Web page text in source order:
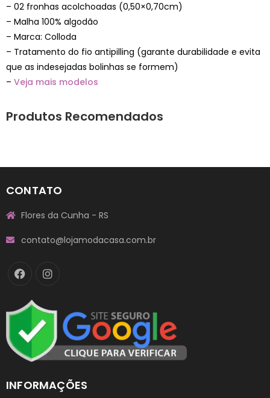
– 02 fronhas acolchoadas (0,50×0,70cm)
– Malha 100% algodão
– Marca: Colloda
– Tratamento do fio antipilling (garante durabilidade e evita
que as indesejadas bolinhas se formem)
– Veja mais modelos
Produtos Recomendados
CONTATO
Flores da Cunha - RS
contato@lojamodacasa.com.br
INFORMAÇÕES